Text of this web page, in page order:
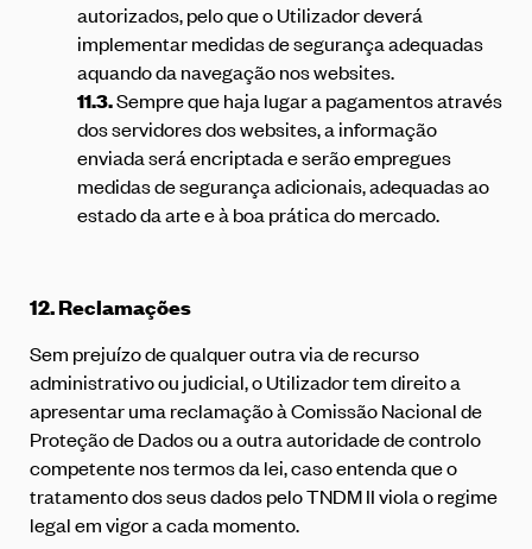
autorizados, pelo que o Utilizador deverá
implementar medidas de segurança adequadas
aquando da navegação nos websites.
11.3.Sempre que haja lugar a pagamentos através
dos servidores dos websites, a informação
enviada será encriptada e serão empregues
medidas de segurança adicionais, adequadas ao
estado da arte e à boa prática do mercado.
12.Reclamações
Sem prejuízo de qualquer outra via de recurso
administrativo ou judicial, o Utilizador tem direito a
apresentar uma reclamação à Comissão Nacional de
Proteção de Dados ou a outra autoridade de controlo
competente nos termos da lei, caso entenda que o
tratamento dos seus dados pelo TNDM II viola o regime
legal em vigor a cada momento.